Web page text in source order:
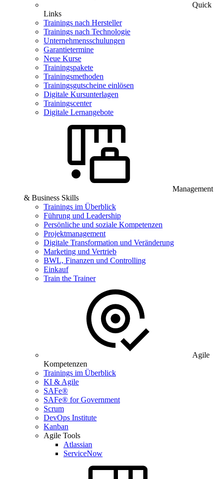
Quick
Links
Trainings nach Hersteller
Trainings nach Technologie
Unternehmensschulungen
Garantietermine
Neue Kurse
Trainingspakete
Trainingsmethoden
Trainingsgutscheine einlösen
Digitale Kursunterlagen
Trainingscenter
Digitale Lernangebote
Management
& Business Skills
Trainings im Überblick
Führung und Leadership
Persönliche und soziale Kompetenzen
Projektmanagement
Digitale Transformation und Veränderung
Marketing und Vertrieb
BWL, Finanzen und Controlling
Einkauf
Train the Trainer
Agile
Kompetenzen
Trainings im Überblick
KI & Agile
SAFe®
SAFe® for Government
Scrum
DevOps Institute
Kanban
Agile Tools
Atlassian
ServiceNow